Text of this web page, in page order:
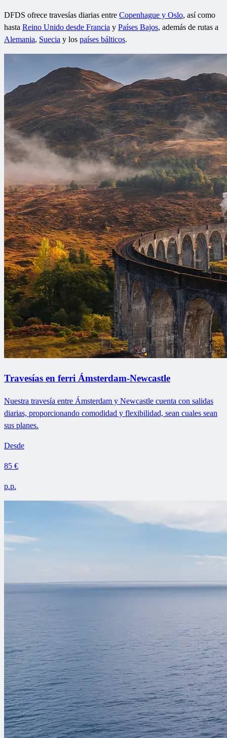
DFDS ofrece travesías diarias entre Copenhague y Oslo, así como
hasta Reino Unido desde Francia y Países Bajos, además de rutas a
Alemania, Suecia y los países bálticos.
Travesías en ferri Ámsterdam-Newcastle
Nuestra travesía entre Ámsterdam y Newcastle cuenta con salidas
diarias, proporcionando comodidad y flexibilidad, sean cuales sean
sus planes.
Desde
85 €
p.p.